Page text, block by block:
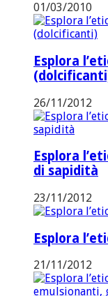
01/03/2010
Esplora
26/11/2012
Esplora
di sapidità
23/11/2012
Esplora
21/11/2012